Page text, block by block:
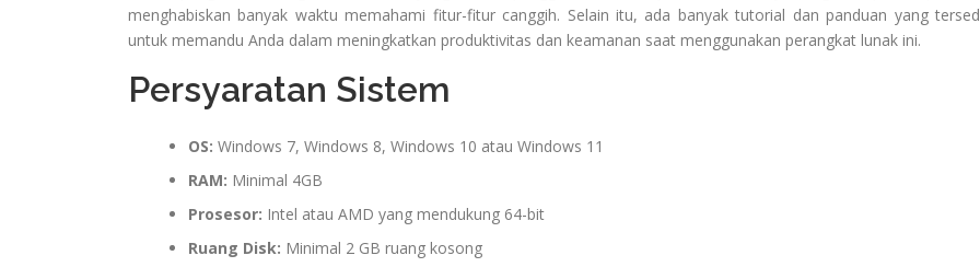
menghabiskan banyak waktu memahami fitur-fitur canggih. Selain itu, ada banyak tutorial dan panduan yang
untuk memandu Anda dalam meningkatkan produktivitas dan keamanan saat menggunakan perangkat lunak ini.
Persyaratan Sistem
OS: Windows 7, Windows 8, Windows 10 atau Windows 11
RAM: Minimal 4GB
Prosesor: Intel atau AMD yang mendukung 64-bit
Ruang Disk: Minimal 2 GB ruang kosong